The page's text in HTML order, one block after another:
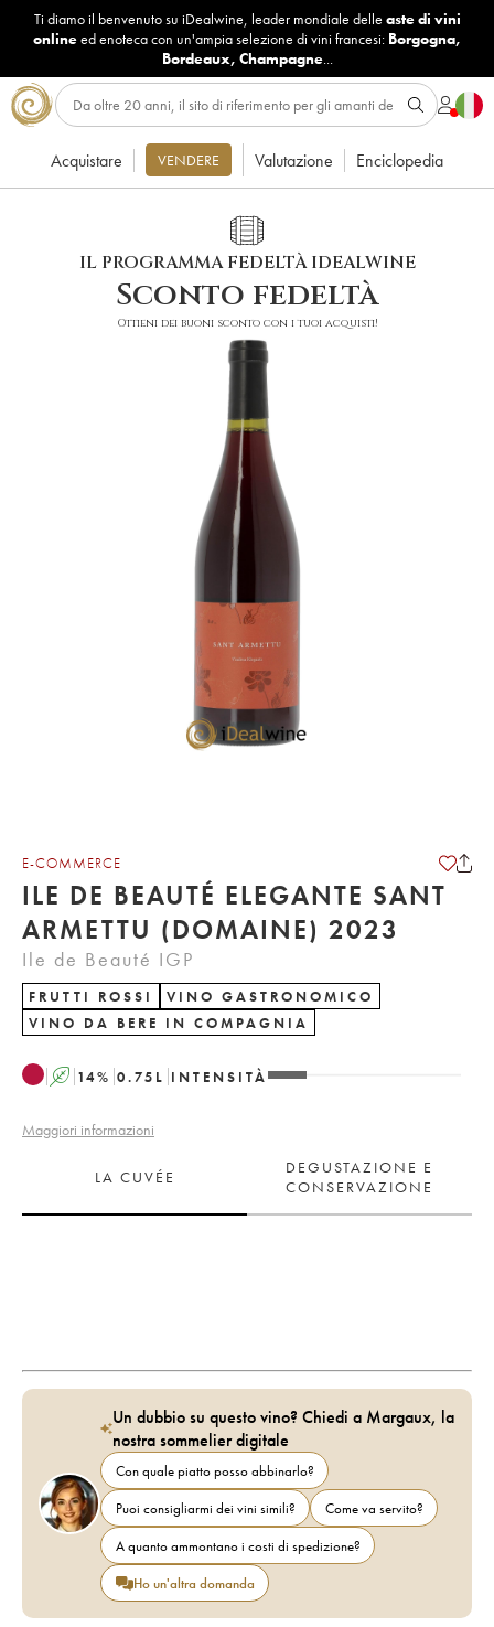
Ti diamo il benvenuto su iDealwine, leader mondiale delle aste di vini
onlineed enoteca con un'ampia selezione di vini francesi: Borgogna,
Bordeaux, Champagne...
Acquistare VENDERE Valutazione Enciclopedia
IL PROGRAMMA FEDELTÀ IDEALWINE
Sconto fedeltà
Ottieni dei buoni sconto con i tuoi acquisti!
E-COMMERCE
ILE DE BEAUTÉ ELEGANTE SANT
ARMETTU (DOMAINE) 2023
Ile de Beauté IGP
FRUTTI ROSSI
VINO GASTRONOMICO
VINO DA BERE IN COMPAGNIA
A 14% 0.75 L INTENSITÀ
Maggiori informazioni
LA CUVÉE
DEGUSTAZIONE E
CONSERVAZIONE
Un dubbio su questo vino? Chiedi a Margaux, la
nostra sommelier digitale
Con quale piatto posso abbinarlo?
Puoi consigliarmi dei vini simili?
Come va servito?
A quanto ammontano i costi di spedizione?
Ho un'altra domanda